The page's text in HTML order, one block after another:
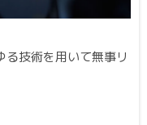
技術を用いて無事リ